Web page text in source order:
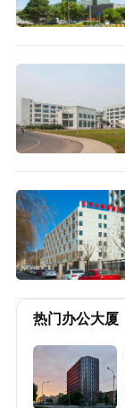
热门办公大厦